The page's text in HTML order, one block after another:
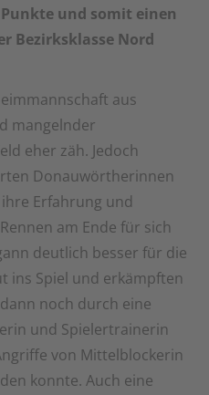
und somit einen
Bezirksklasse Nord
aus
mangelnder
eher zäh. Jedoch
Donauwörtherinnen
Erfahrung und
am Ende für sich
deutlich besser für die
ins Spiel und erkämpften
noch durch eine
und Spielertrainerin
von Mittelblockerin
konnte. Auch eine